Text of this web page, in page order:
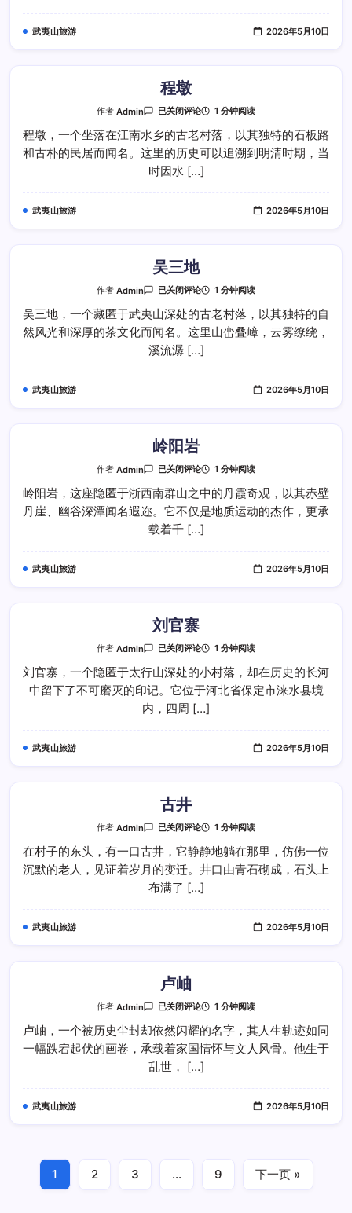
武夷山旅游 2026年5月10日
程墩
作者Admin
程
已关闭评论 1 分钟阅读
程墩，一个坐落在江南水乡的古老村落，以其独特的石板路
和古朴的民居而闻名。这里的历史可以追溯到明清时期，当
时因水 […]
武夷山旅游 2026年5月10日
吴三地
作者Admin
吴
地
已关闭评论 1 分钟阅读
吴三地，一个藏匿于武夷山深处的古老村落，以其独特的自
然风光和深厚的茶文化而闻名。这里山峦叠嶂，云雾缭绕，
溪流潺 […]
武夷山旅游 2026年5月10日
岭阳岩
作者Admin
岭
岩
已关闭评论 1 分钟阅读
岭阳岩，这座隐匿于浙西南群山之中的丹霞奇观，以其赤壁
丹崖、幽谷深潭闻名遐迩。它不仅是地质运动的杰作，更承
载着千 […]
武夷山旅游 2026年5月10日
刘官寨
作者Admin
刘
寨
已关闭评论 1 分钟阅读
刘官寨，一个隐匿于太行山深处的小村落，却在历史的长河
中留下了不可磨灭的印记。它位于河北省保定市涞水县境
内，四周 […]
武夷山旅游 2026年5月10日
古井
作者Admin
古
已关闭评论 1 分钟阅读
在村子的东头，有一口古井，它静静地躺在那里，仿佛一位
沉默的老人，见证着岁月的变迁。井口由青石砌成，石头上
布满了 […]
武夷山旅游 2026年5月10日
卢岫
作者Admin
卢
已关闭评论 1 分钟阅读
卢岫，一个被历史尘封却依然闪耀的名字，其人生轨迹如同
一幅跌宕起伏的画卷，承载着家国情怀与文人风骨。他生于
乱世， […]
武夷山旅游 2026年5月10日
1 2 3 … 9 下一页 »